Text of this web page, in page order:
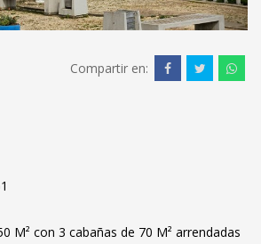
Compartir en:
M² con 3 cabañas de 70 M² arrendadas